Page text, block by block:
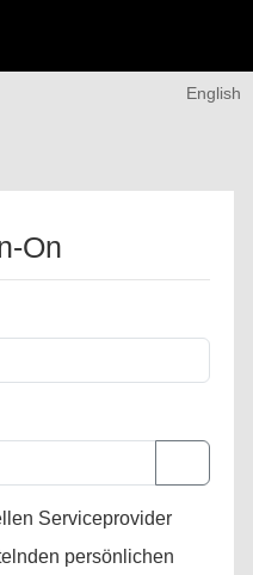
English
On
Serviceprovider
persönlichen